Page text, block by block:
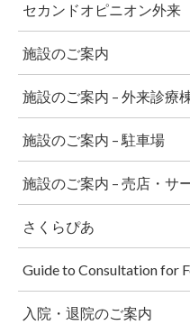
セカンドオピニオン外来
施設のご案内
施設のご案内 – 外来診療
施設のご案内 – 駐車場
施設のご案内 – 売店・サ
さくらぴあ
Guide to Consultation for
入院・退院のご案内